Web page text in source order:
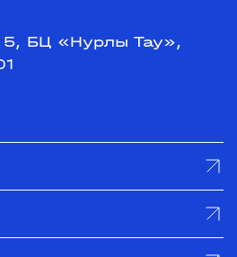
БЦ «Нурлы Тау»,